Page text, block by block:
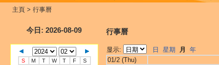
主頁 > 行事曆
今日 : 2026-08-09
S M T W T F
S
行事曆
显示: 日 星期 月
年
01/2 (Thu)